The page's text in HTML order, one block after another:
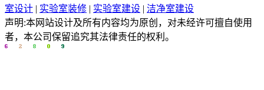
室设计 | 实验室装修 | 实验室建设 | 洁净室建设
声明:本网站设计及所有内容均为原创，对未经许可擅自使用
者，本公司保留追究其法律责任的权利。